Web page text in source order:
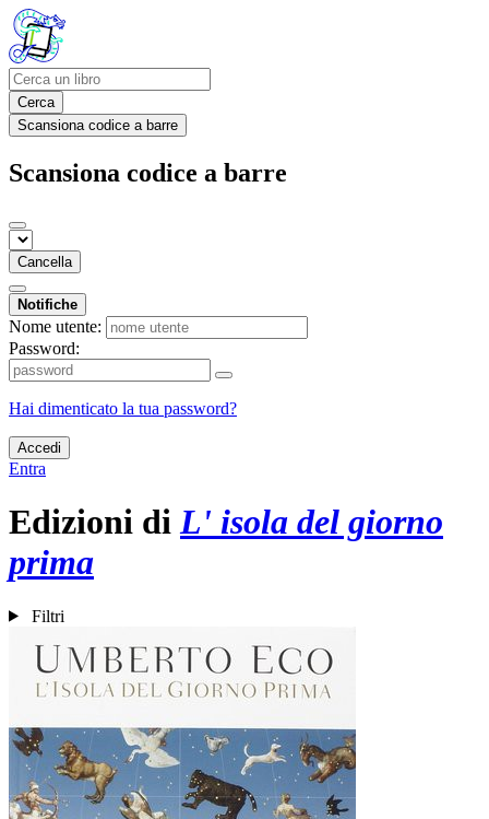
Cerca
Scansiona codice a barre
Scansiona codice a barre
Cancella
Notifiche
Nome utente:
Password:
Hai dimenticato la tua password?
Accedi
Entra
Edizioni diL' isola del giorno
prima
Filtri